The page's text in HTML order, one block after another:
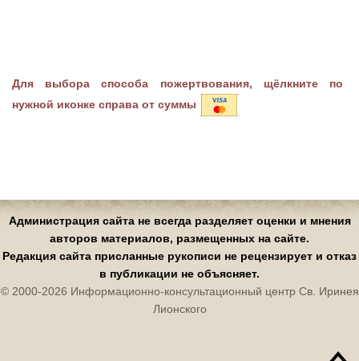
Для выбора способа пожертвования, щёлкните по
нужной иконке справа от суммы
Администрация сайта не всегда разделяет оценки и мнения
авторов материалов, размещенных на сайте.
Редакция сайта присланные рукописи не рецензирует и отказ
в публикации не объясняет.
© 2000-2026 Информационно-консультационный центр Св. Иринея
Лионского